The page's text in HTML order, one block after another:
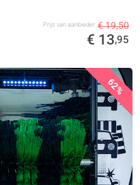
Prijs van aanbieder € 19,50
€ 13,95
62%